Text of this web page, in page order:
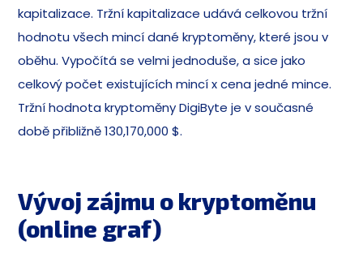
kapitalizace. Tržní kapitalizace udává celkovou tržní
hodnotu všech mincí dané kryptoměny, které jsou v
oběhu. Vypočítá se velmi jednoduše, a sice jako
celkový počet existujících mincí x cena jedné mince.
Tržní hodnota kryptoměny DigiByte je v současné
době přibližně 130,170,000 $.
Vývoj zájmu o kryptoměnu
(online graf)